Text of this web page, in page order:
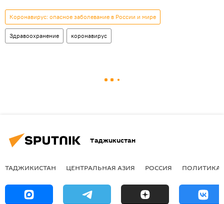
Коронавирус: опасное заболевание в России и мире
Здравоохранение коронавирус
Таджикистан
ТАДЖИКИСТАН ЦЕНТРАЛЬНАЯ АЗИЯ РОССИЯ ПОЛИТИКА